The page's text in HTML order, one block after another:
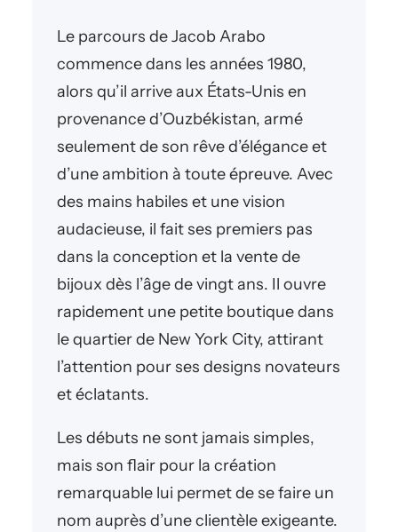
Le parcours de Jacob Arabo
commence dans les années 1980,
alors qu’il arrive aux États-Unis en
provenance d’Ouzbékistan, armé
seulement de son rêve d’élégance et
d’une ambition à toute épreuve. Avec
des mains habiles et une vision
audacieuse, il fait ses premiers pas
dans la conception et la vente de
bijoux dès l’âge de vingt ans. Il ouvre
rapidement une petite boutique dans
le quartier de New York City, attirant
l’attention pour ses designs novateurs
et éclatants.
Les débuts ne sont jamais simples,
mais son flair pour la création
remarquable lui permet de se faire un
nom auprès d’une clientèle exigeante.